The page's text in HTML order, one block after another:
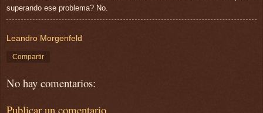
superando ese problema? No.
Leandro Morgenfeld
Compartir
No hay comentarios:
Publicar un comentario